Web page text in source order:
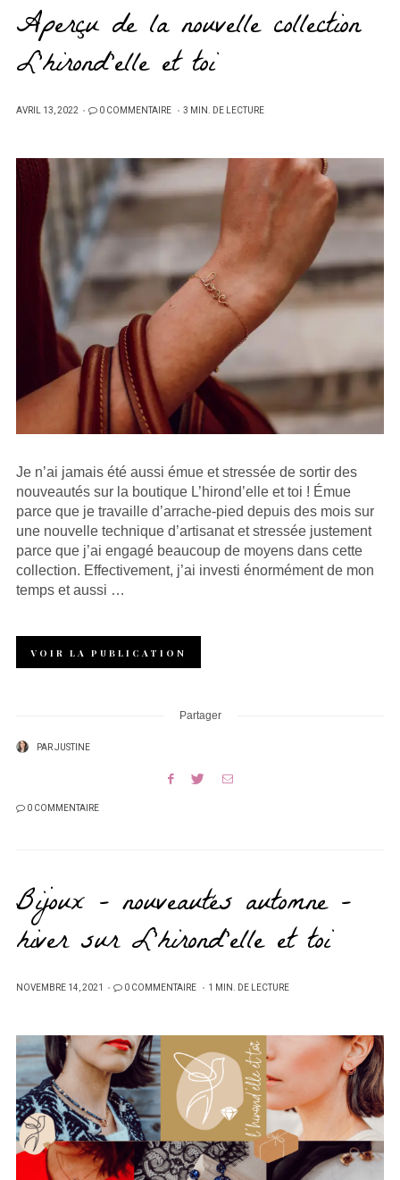
Aperçu de la nouvelle collection
L’hirond’elle et toi
PUBLIÉ
AVRIL 13, 2022 0 COMMENTAIRE 3 MIN. DE LECTURE
Je n’ai jamais été aussi émue et stressée de sortir des
nouveautés sur la boutique L’hirond’elle et toi ! Émue
parce que je travaille d’arrache-pied depuis des mois sur
une nouvelle technique d’artisanat et stressée justement
parce que j’ai engagé beaucoup de moyens dans cette
collection. Effectivement, j’ai investi énormément de mon
temps et aussi …
VOIR LA PUBLICATION
Partager
PARJUSTINE
0 COMMENTAIRE
Bijoux – nouveautés automne -
hiver sur L’hirond’elle et toi
PUBLIÉ
NOVEMBRE 14, 2021 0 COMMENTAIRE 1 MIN. DE LECTURE